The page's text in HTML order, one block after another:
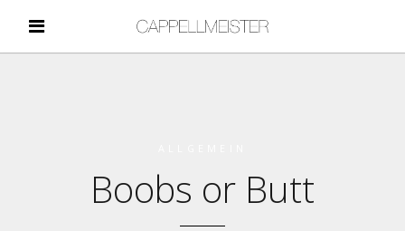
Boobs or Butt